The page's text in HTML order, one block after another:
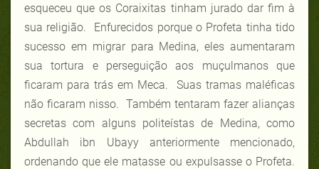
esqueceu que os Coraixitas tinham jurado dar fim à
sua religião. Enfurecidos porque o Profeta tinha tido
sucesso em migrar para Medina, eles aumentaram
sua tortura e perseguição aos muçulmanos que
ficaram para trás em Meca. Suas tramas maléficas
não ficaram nisso. Também tentaram fazer alianças
secretas com alguns politeístas de Medina, como
Abdullah ibn Ubayy anteriormente mencionado,
ordenando que ele matasse ou expulsasse o Profeta.